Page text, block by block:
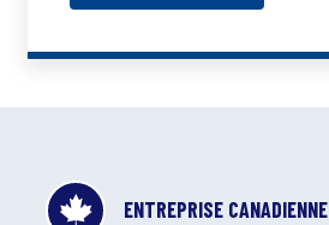
ENTREPRISE CANADIENNE